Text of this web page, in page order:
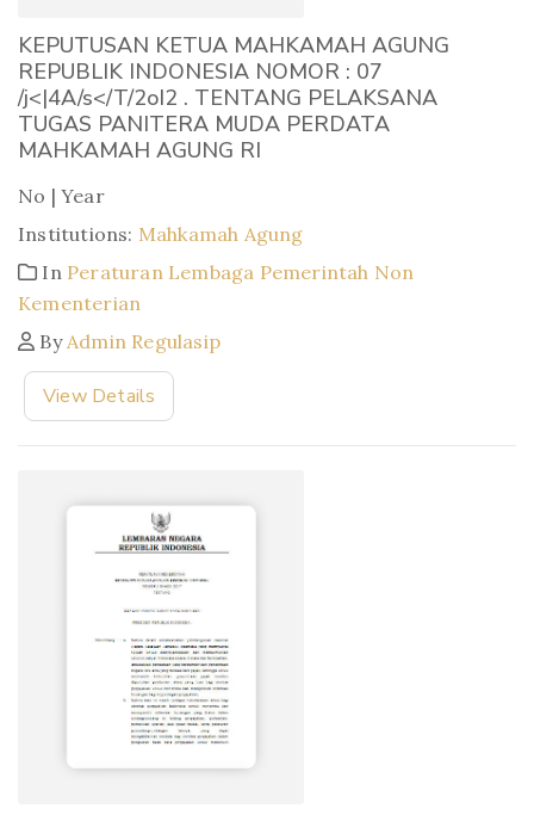
KEPUTUSAN KETUA MAHKAMAH AGUNG
REPUBLIK INDONESIA NOMOR : 07
/j<|4A/s</T/2oI2 . TENTANG PELAKSANA
TUGAS PANITERA MUDA PERDATA
MAHKAMAH AGUNG RI
No | Year
Institutions: Mahkamah Agung
In Peraturan Lembaga Pemerintah Non
Kementerian
By Admin Regulasip
View Details